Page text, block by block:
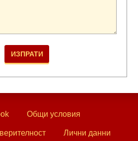
Общи условия
Лични данни